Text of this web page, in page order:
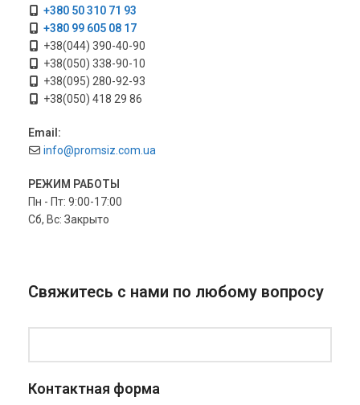
+380 50 310 71 93
+380 99 605 08 17
+38(044) 390-40-90
+38(050) 338-90-10
+38(095) 280-92-93
+38(050) 418 29 86
Email:
info@promsiz.com.ua
РЕЖИМ РАБОТЫ
Пн - Пт: 9:00-17:00
Сб, Вс: Закрыто
Свяжитесь с нами по любому вопросу
Контактная форма